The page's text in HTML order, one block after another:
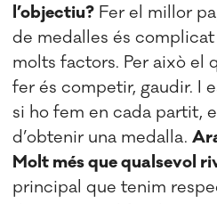
l’objectiu? Fer el millor
de medalles és
molts factors. Per això el
fer és competir, gaudir. I
si ho fem en cada partit,
d’obtenir una medalla.
Molt més que qualsevol
principal que tenim